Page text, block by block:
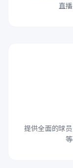
直
提供全面的球